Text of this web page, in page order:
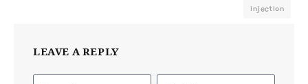
injection
LEAVE A REPLY